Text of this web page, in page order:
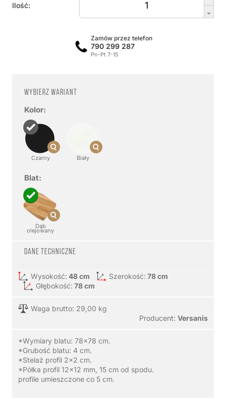
Ilość:
Zamów przez telefon
790 299 287
Pn-Pt 7-15
Wybierz wariant
Kolor:
Czarny Biały
Blat:
Dąb
olejowany
Dane techniczne
Wysokość: 48 cm Szerokość: 78 cm
Głębokość: 78 cm
Waga brutto: 29,00 kg
Producent: Versanis
*Wymiary blatu: 78x78 cm.
*Grubość blatu: 4 cm.
*Stelaż profil 2x2 cm.
*Półka profil 12x12 mm, 15 cm od spodu.
profile umieszczone co 5 cm.